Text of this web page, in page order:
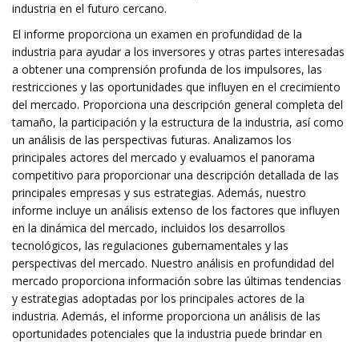
industria en el futuro cercano.
El informe proporciona un examen en profundidad de la
industria para ayudar a los inversores y otras partes interesadas
a obtener una comprensión profunda de los impulsores, las
restricciones y las oportunidades que influyen en el crecimiento
del mercado. Proporciona una descripción general completa del
tamaño, la participación y la estructura de la industria, así como
un análisis de las perspectivas futuras. Analizamos los
principales actores del mercado y evaluamos el panorama
competitivo para proporcionar una descripción detallada de las
principales empresas y sus estrategias. Además, nuestro
informe incluye un análisis extenso de los factores que influyen
en la dinámica del mercado, incluidos los desarrollos
tecnológicos, las regulaciones gubernamentales y las
perspectivas del mercado. Nuestro análisis en profundidad del
mercado proporciona información sobre las últimas tendencias
y estrategias adoptadas por los principales actores de la
industria. Además, el informe proporciona un análisis de las
oportunidades potenciales que la industria puede brindar en